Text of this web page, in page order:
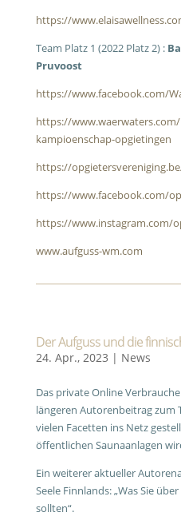
https://
Team Platz 1 (2022 Platz 2) :
Pruvoost
https://www.facebook.com/
https://
kampioenschap-opgietingen
https://
https://www.facebook.com/
https://www.instagram.com/
www.aufguss-wm.com
Der Aufguss und die
24. Apr., 2023 | News
Das private Online
längeren Autorenbeitrag zum
vielen Facetten ins Netz
öffentlichen Saunaanlagen
Ein weiterer aktueller
Seele Finnlands: „Was Sie
sollten“.